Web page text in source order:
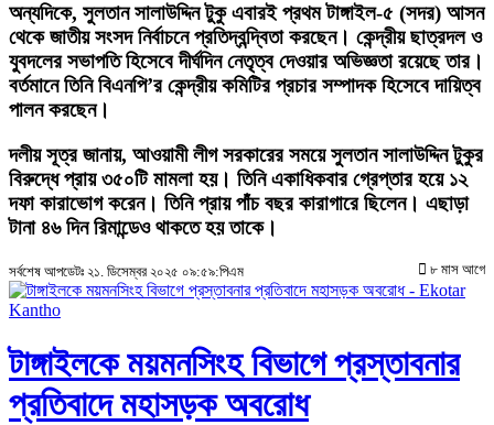
অন্যদিকে, সুলতান সালাউদ্দিন টুকু এবারই প্রথম টাঙ্গাইল-৫ (সদর) আসন
থেকে জাতীয় সংসদ নির্বাচনে প্রতিদ্বন্দ্বিতা করছেন। কেন্দ্রীয় ছাত্রদল ও
যুবদলের সভাপতি হিসেবে দীর্ঘদিন নেতৃত্ব দেওয়ার অভিজ্ঞতা রয়েছে তার।
বর্তমানে তিনি বিএনপি’র কেন্দ্রীয় কমিটির প্রচার সম্পাদক হিসেবে দায়িত্ব
পালন করছেন।
দলীয় সূত্র জানায়, আওয়ামী লীগ সরকারের সময়ে সুলতান সালাউদ্দিন টুকুর
বিরুদ্ধে প্রায় ৩৫০টি মামলা হয়। তিনি একাধিকবার গ্রেপ্তার হয়ে ১২
দফা কারাভোগ করেন। তিনি প্রায় পাঁচ বছর কারাগারে ছিলেন। এছাড়া
টানা ৪৬ দিন রিমান্ডেও থাকতে হয় তাকে।
সর্বশেষ আপডেটঃ ২১. ডিসেম্বর ২০২৫ ০৯:৫৯:পিএম ৮ মাস আগে
টাঙ্গাইলকে ময়মনসিংহ বিভাগে প্রস্তাবনার
প্রতিবাদে মহাসড়ক অবরোধ